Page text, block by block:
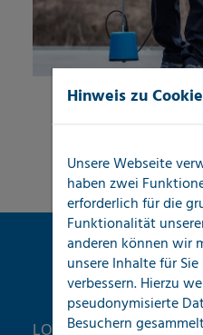
Hinweis zu
Unsere Webseite
haben zwei
erforderlich für die
Funktionalität
anderen können wir
unsere Inhalte für
verbessern. Hierzu
pseudonymisierte
Besuchern